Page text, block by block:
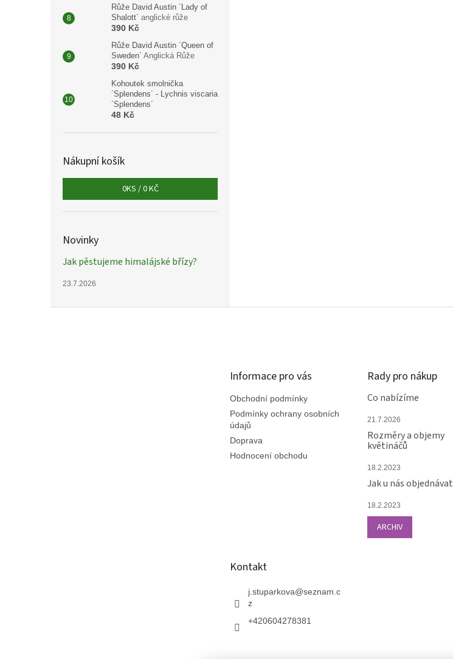
Růže David Austin ´Lady of
Shalott´ anglické růže
390 Kč
Růže David Austin ´Queen of
Sweden´ Anglická Růže
390 Kč
Kohoutek smolnička
´Splendens´ - Lychnis viscaria
´Splendens´
48 Kč
Nákupní košík
0KS /0 KČ
Novinky
Jak pěstujeme himalájské břízy?
23.7.2026
Informace pro vás
Obchodní podmínky
Podmínky ochrany osobních
údajů
Doprava
Hodnocení obchodu
Rady pro nákup
Co nabízíme
21.7.2026
Rozměry a objemy
květináčů
18.2.2023
Jak u nás objednávat
18.2.2023
ARCHIV
Kontakt
j.stuparkova@seznam.c
z
+420604278381